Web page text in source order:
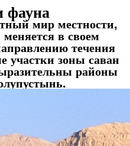
фауна
мир местности,
в своем
течения
участки зоны саван
районы